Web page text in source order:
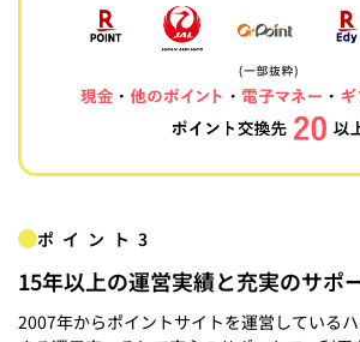
ポイント3
15年以上の運営実績と充実のサポ
2007年からポイントサイトを運営している